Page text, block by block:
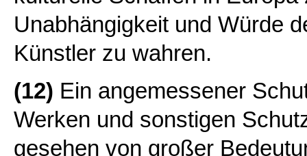
Unabhängigkeit und Würde
Künstler zu wahren.
(12) Ein angemessener
Werken und sonstigen
gesehen von großer